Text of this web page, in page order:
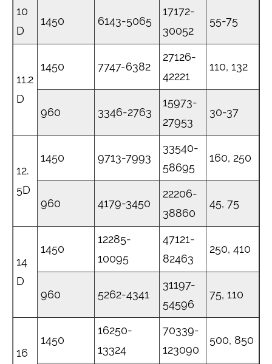
10
D
1450 6143-5065
17172-
30052
55-75
11.2
D
1450 7747-6382
27126-
42221
110, 132
960 3346-2763
15973-
27953
30-37
12.
5D
1450 9713-7993
33540-
58695
160, 250
960 4179-3450
22206-
38860
45, 75
14
D
1450
12285-
10095
47121-
82463
250, 410
960 5262-4341
31197-
54596
75, 110
16
1450
16250-
13324
70339-
123090
500, 850